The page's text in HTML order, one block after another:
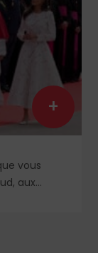
vous
aux
+